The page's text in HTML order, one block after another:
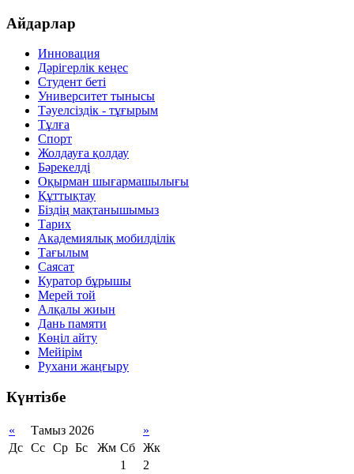
Айдарлар
Инновация
Дәрігерлік кеңес
Студент беті
Университет тынысы
Тәуелсіздік - тұғырым
Тұлға
Спорт
Жолдауға қолдау
Бәрекелді
Оқырман шығармашылығы
Құттықтау
Біздің мақтанышымыз
Тарих
Академиялық мобилділік
Тағылым
Саясат
Куратор бұрышы
Мерей той
Алқалы жиын
Дань памяти
Көңіл айту
Мейірім
Рухани жаңғыру
Күнтізбе
« Тамыз 2026
»
Дс Сс Ср Бс Жм Сб Жк
1
2